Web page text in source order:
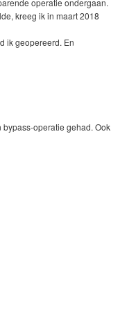
kreeg ik in maart 2018
ik geopereerd. En
operatie gehad. Ook